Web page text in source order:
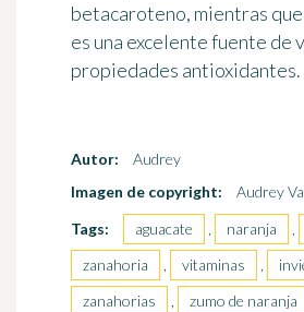
betacaroteno, mientras
es una excelente fuente de
propiedades antioxidantes.
Autor:
Audrey
Imagen de copyright:
Audrey
Tags:
aguacate , naranja ,
zanahoria
, vitaminas ,
zanahorias
, zumo de naranja